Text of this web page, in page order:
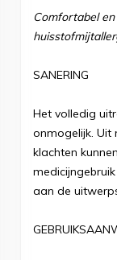
Comfortabel
SANERING
Het volledig
onmogelijk. Uit
klachten
aan de